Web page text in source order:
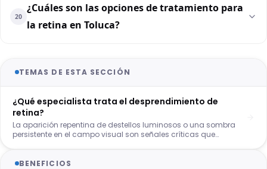
20
¿Cuáles son las opciones de tratamiento para
la retina en Toluca?
TEMAS DE ESTA SECCIÓN
¿Qué especialista trata el desprendimiento de
retina?
La aparición repentina de destellos luminosos o una sombra
persistente en el campo visual son señales críticas que
irreversibles en la visión. En Toluca, la intervención de un experto
BENEFICIOS